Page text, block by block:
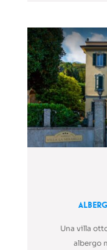
Una villa
albergo